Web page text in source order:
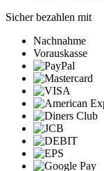
Sicher bezahlen mit
Nachnahme
Vorauskasse